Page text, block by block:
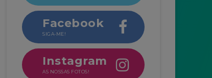
Facebook
SIGA-ME!
Instagram
AS NOSSAS FOTOS!